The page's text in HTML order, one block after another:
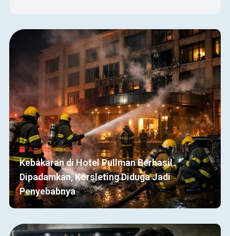
Agustus 1, 2026
Kebakaran di Hotel Pullman Berhasil
Dipadamkan, Korsleting Diduga Jadi
Penyebabnya